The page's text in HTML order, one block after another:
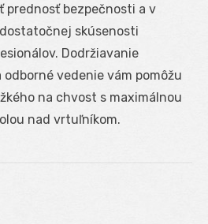
prednosť bezpečnosti a v
skúsenosti
Dodržiavanie
vedenie vám pomôžu
na chvost s maximálnou
nad vrtuľníkom.